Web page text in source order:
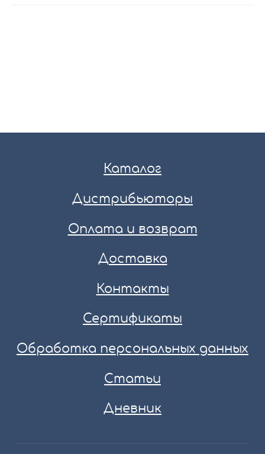
Каталог
Дистрибьюторы
Оплата и возврат
Доставка
Контакты
Сертификаты
Обработка персональных данных
Статьи
Дневник